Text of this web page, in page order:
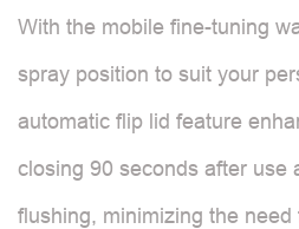
With the mobile fine-tuning
spray position to suit your
automatic flip lid feature
closing 90 seconds after use
flushing, minimizing the